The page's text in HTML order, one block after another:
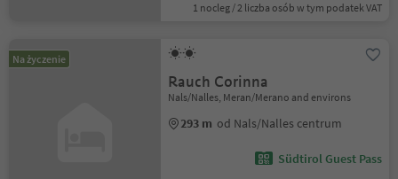
1 nocleg / 2 liczba osób w tym podatek VAT
Na życzenie
Rauch Corinna
Nals/Nalles, Meran/Merano and environs
293 m od Nals/Nalles centrum
Südtirol Guest Pass